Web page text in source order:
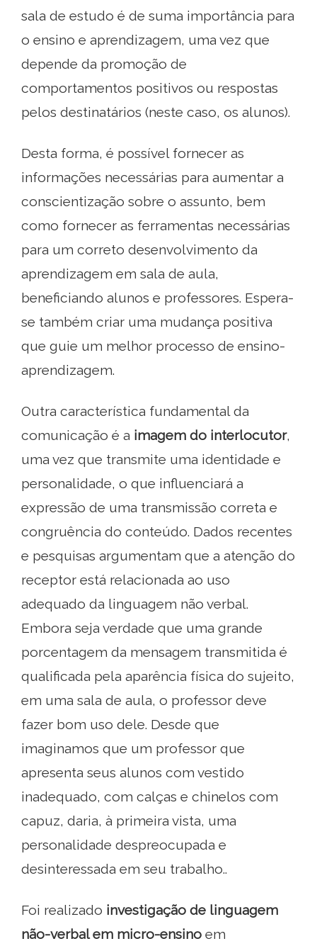
sala de estudo é de suma importância para
o ensino e aprendizagem, uma vez que
depende da promoção de
comportamentos positivos ou respostas
pelos destinatários (neste caso, os alunos).
Desta forma, é possível fornecer as
informações necessárias para aumentar a
conscientização sobre o assunto, bem
como fornecer as ferramentas necessárias
para um correto desenvolvimento da
aprendizagem em sala de aula,
beneficiando alunos e professores. Espera-
se também criar uma mudança positiva
que guie um melhor processo de ensino-
aprendizagem.
Outra característica fundamental da
comunicação é a imagem do interlocutor,
uma vez que transmite uma identidade e
personalidade, o que influenciará a
expressão de uma transmissão correta e
congruência do conteúdo. Dados recentes
e pesquisas argumentam que a atenção do
receptor está relacionada ao uso
adequado da linguagem não verbal.
Embora seja verdade que uma grande
porcentagem da mensagem transmitida é
qualificada pela aparência física do sujeito,
em uma sala de aula, o professor deve
fazer bom uso dele. Desde que
imaginamos que um professor que
apresenta seus alunos com vestido
inadequado, com calças e chinelos com
capuz, daria, à primeira vista, uma
personalidade despreocupada e
desinteressada em seu trabalho..
Foi realizado investigação de linguagem
não-verbal em micro-ensino em